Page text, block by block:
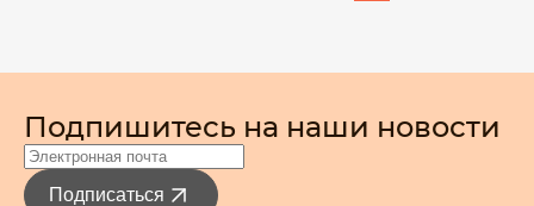
Подпишитесь на наши новости
Подписаться